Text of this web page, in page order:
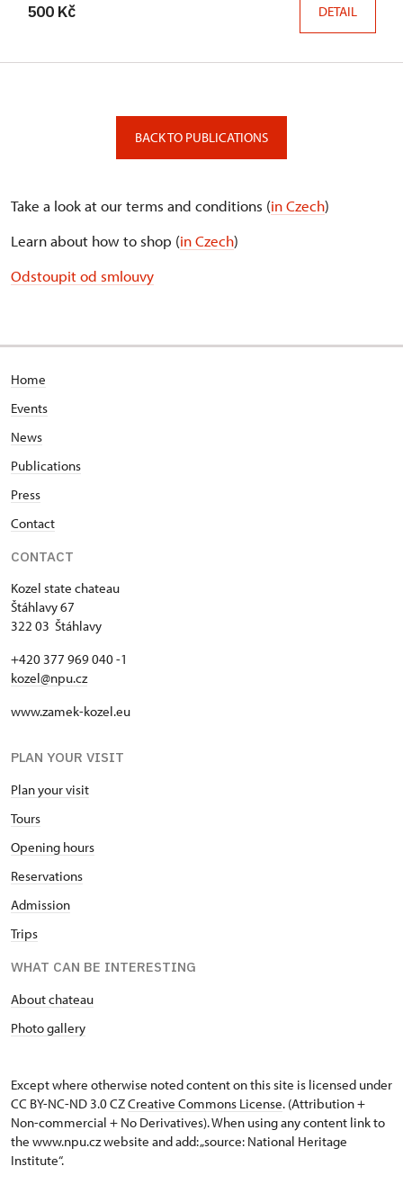
500 Kč DETAIL
BACK TO PUBLICATIONS
Take a look at our terms and conditions (in Czech)
Learn about how to shop (in Czech)
Odstoupit od smlouvy
Home
Events
News
Publications
Press
Contact
CONTACT
Kozel state chateau
Štáhlavy 67
322 03 Štáhlavy
+420 377 969 040 -1
kozel@npu.cz
www.zamek-kozel.eu
PLAN YOUR VISIT
Plan your visit
Tours
Opening hours
Reservations
Admission
Trips
WHAT CAN BE INTERESTING
About chateau
Photo gallery
Except where otherwise noted content on this site is licensed under
CC BY-NC-ND 3.0 CZCreative Commons License. (Attribution +
Non-commercial + No Derivatives). When using any content link to
the www.npu.cz website and add: „source: National Heritage
Institute“.